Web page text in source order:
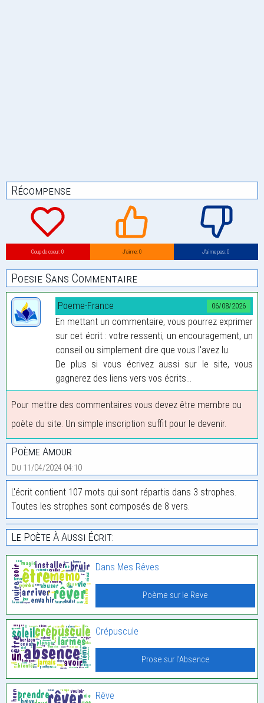
Récompense
Coup de coeur: 0 J’aime: 0 J’aime pas: 0
Poesie Sans Commentaire
06/08/2026
Poeme-France
En mettant un commentaire, vous pourrez exprimer
sur cet écrit : votre ressenti, un encouragement, un
conseil ou simplement dire que vous l'avez lu.
De plus si vous écrivez aussi sur le site, vous
gagnerez des liens vers vos écrits...
Pour mettre des commentaires vous devez être membre ou
poète du site. Un simple inscription suffit pour le devenir.
Poème Amour
Du 11/04/2024 04:10
L'écrit contient 107 mots qui sont répartis dans 3 strophes.
Toutes les strophes sont composés de 8 vers.
Le Poète À Aussi Écrit:
Dans Mes Rêves
Poème sur le Reve
Crépuscule
Prose sur l'Absence
Rêve